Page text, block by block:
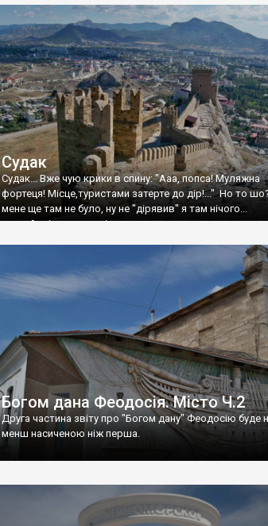
Судак
Судак... Вже чую крики в спину: "Ааа, попса! Муляжна
фортеця! Місце,туристами затерте до дір!..." Но то
мене ще там не було, ну не "дірявив" я там нічого...
принаймні до цього літа.
Богом дана Феодосія. Місто Ч.2
Друга частина звіту про "Богом дану" Феодосію буде
менш насиченою ніж перша.